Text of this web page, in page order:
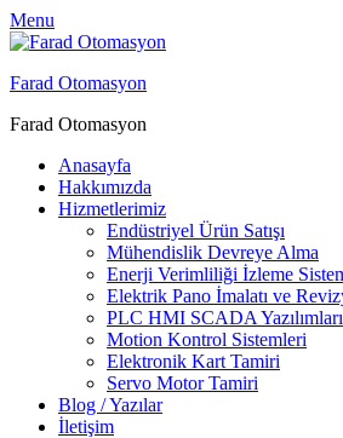
Menu
Farad Otomasyon
Farad Otomasyon
Anasayfa
Hakkımızda
Hizmetlerimiz
Endüstriyel Ürün Satışı
Mühendislik Devreye Alma
Enerji Verimliliği İzleme
Elektrik Pano İmalatı ve
PLC HMI SCADA Yazılımları
Motion Kontrol Sistemleri
Elektronik Kart Tamiri
Servo Motor Tamiri
Blog / Yazılar
İletişim